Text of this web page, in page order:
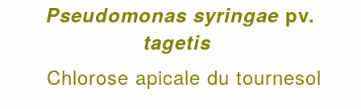
Pseudomonas syringae pv.
tagetis
Chlorose apicale du tournesol